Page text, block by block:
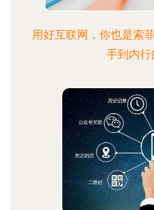
用好互联网，你也是索
手到内